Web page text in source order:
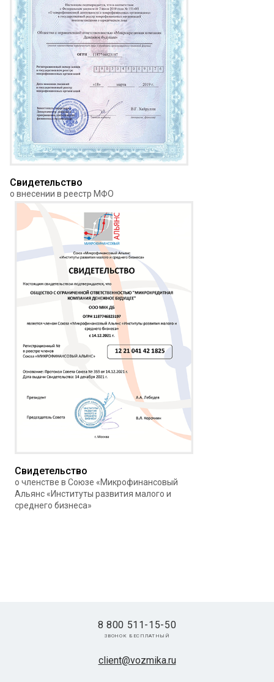
Свидетельство
о внесении в реестр МФО
Свидетельство
о членстве в Союзе «Микрофинансовый
Альянс «Институты развития малого и
среднего бизнеса»
client@vozmika.ru
8 800 511-15-50
звонок бесплатный